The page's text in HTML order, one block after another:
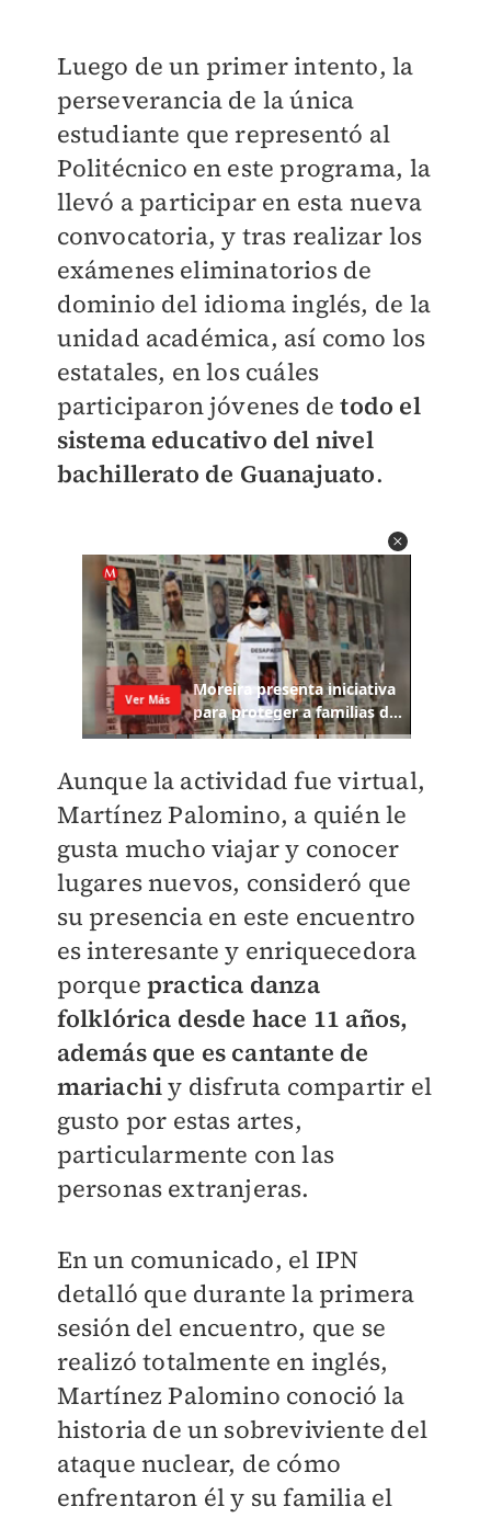
Luego de un primer intento, la
perseverancia de la única
estudiante que representó al
Politécnico en este programa, la
llevó a participar en esta nueva
convocatoria, y tras realizar los
exámenes eliminatorios de
dominio del idioma inglés, de la
unidad académica, así como los
estatales, en los cuáles
participaron jóvenes de todo el
sistema educativo del nivel
bachillerato de Guanajuato.
Aunque la actividad fue virtual,
Martínez Palomino, a quién le
gusta mucho viajar y conocer
lugares nuevos, consideró que
su presencia en este encuentro
es interesante y enriquecedora
porque practica danza
folklórica desde hace 11 años,
además que es cantante de
mariachiy disfruta compartir el
gusto por estas artes,
particularmente con las
personas extranjeras.
En un comunicado, el IPN
detalló que durante la primera
sesión del encuentro, que se
realizó totalmente en inglés,
Martínez Palomino conoció la
historia de un sobreviviente del
ataque nuclear, de cómo
enfrentaron él y su familia el